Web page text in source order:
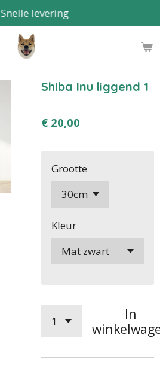
Snelle levering
Shiba Inu liggend 1
€ 20,00
Grootte
Kleur
In